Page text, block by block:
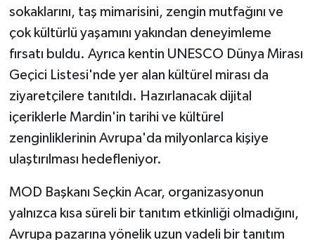
sokaklarını, taş mimarisini, zengin mutfağını ve
çok kültürlü yaşamını yakından deneyimleme
fırsatı buldu. Ayrıca kentin UNESCO Dünya Mirası
Geçici Listesi'nde yer alan kültürel mirası da
ziyaretçilere tanıtıldı. Hazırlanacak dijital
içeriklerle Mardin'in tarihi ve kültürel
zenginliklerinin Avrupa'da milyonlarca kişiye
ulaştırılması hedefleniyor.
MOD Başkanı Seçkin Acar, organizasyonun
yalnızca kısa süreli bir tanıtım etkinliği olmadığını,
Avrupa pazarına yönelik uzun vadeli bir tanıtım